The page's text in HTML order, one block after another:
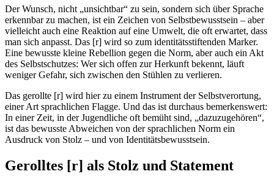
Der Wunsch, nicht „unsichtbar“ zu sein, sondern sich über Sprache
erkennbar zu machen, ist ein Zeichen von Selbstbewusstsein – aber
vielleicht auch eine Reaktion auf eine Umwelt, die oft erwartet, dass
man sich anpasst. Das [r] wird so zum identitätsstiftenden Marker.
Eine bewusste kleine Rebellion gegen die Norm, aber auch ein Akt
des Selbstschutzes: Wer sich offen zur Herkunft bekennt, läuft
weniger Gefahr, sich zwischen den Stühlen zu verlieren.
Das gerollte [r] wird hier zu einem Instrument der Selbstverortung,
einer Art sprachlichen Flagge. Und das ist durchaus bemerkenswert:
In einer Zeit, in der Jugendliche oft bemüht sind, „dazuzugehören“,
ist das bewusste Abweichen von der sprachlichen Norm ein
Ausdruck von Stolz – und von Identitätsbewusstsein.
Gerolltes [r] als Stolz und Statement